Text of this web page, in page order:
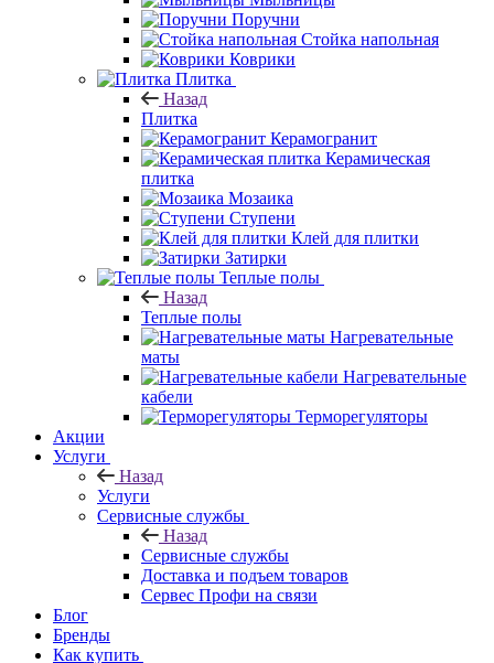
Полотенцедержатели
Стаканы
Дозаторы
Стойка напольная
Коврики
Плитка
Назад
Плитка
Керамогранит
плитка
Ступени
Клей для плитки
Теплые полы
Назад
Теплые полы
кабели
Назад
Услуги